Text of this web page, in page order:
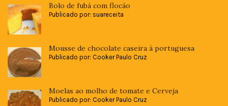
Bolo de fubá com flocão
Publicado por: suareceita
Mousse de chocolate caseira à portuguesa
Publicado por: Cooker Paulo Cruz
Moelas ao molho de tomate e Cerveja
Publicado por: Cooker Paulo Cruz